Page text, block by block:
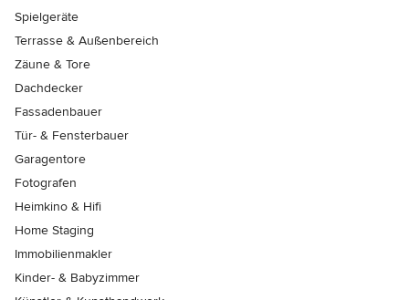
Spielgeräte
Terrasse & Außenbereich
Zäune & Tore
Dachdecker
Fassadenbauer
Tür- & Fensterbauer
Garagentore
Fotografen
Heimkino & Hifi
Home Staging
Immobilienmakler
Kinder- & Babyzimmer